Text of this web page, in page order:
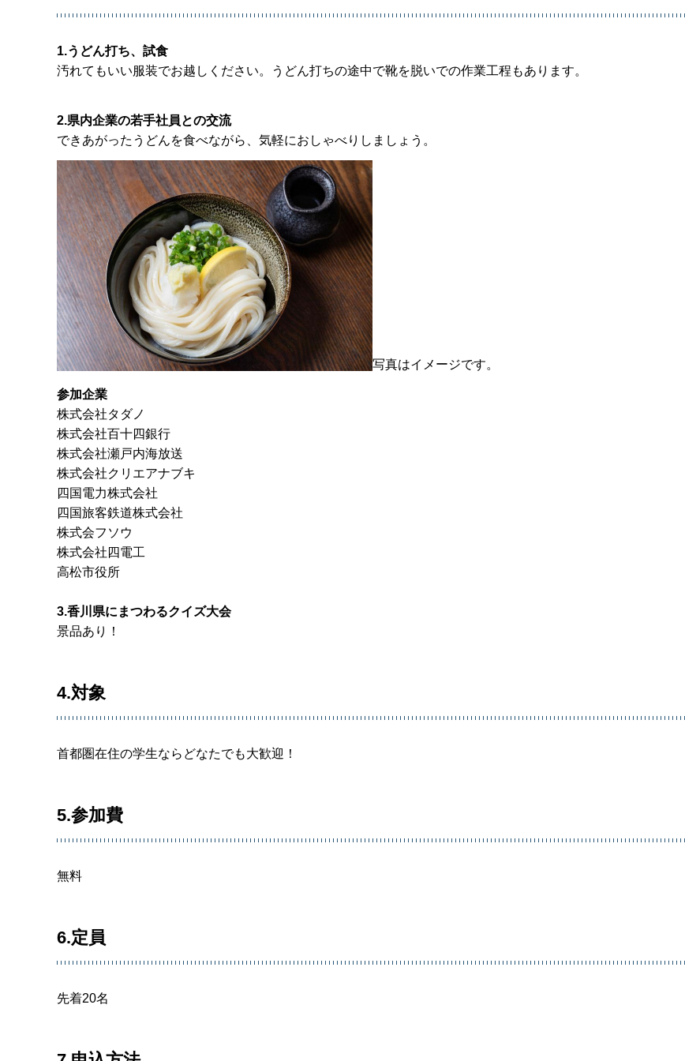
1.うどん打ち、試食
汚れてもいい服装でお越しください。うどん打ちの途中で靴を脱いでの作業工程もあります。
2.県内企業の若手社員との交流
できあがったうどんを食べながら、気軽におしゃべりしましょう。
写真はイメージです。
参加企業
株式会社タダノ
株式会社百十四銀行
株式会社瀬戸内海放送
株式会社クリエアナブキ
四国電力株式会社
四国旅客鉄道株式会社
株式会フソウ
株式会社四電工
高松市役所
3.香川県にまつわるクイズ大会
景品あり！
4.対象
首都圏在住の学生ならどなたでも大歓迎！
5.参加費
無料
6.定員
先着20名